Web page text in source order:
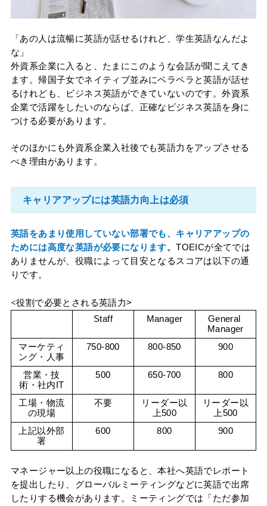
「あの人は流暢に英語が話せるけれど、学生英語なんだよ
な」
外資系企業に入ると、たまにこのような会話が聞こえてき
ます。帰国子女でネイティブ並みにペラペラと英語が話せ
るけれども、ビジネス英語ができていないのです。外資系
企業で活躍をしたいのならば、正確なビジネス英語を身に
つける必要があります。
そのほかにも外資系企業入社後でも英語力をアップさせる
べき理由があります。
キャリアアップには英語力向上は必須
英語をあまり使用していない部署でも、キャリアアップの
ためには高度な英語が必要になります。TOEICが全てでは
ありませんが、役職によって目安となるスコアは以下の通
りです。
<役割で必要とされる英語力>
Staff
Manager
General
Manager
マーケティ
ング・人事
750-800 800-850 900
営業・技
術・社内IT
500 650-700 800
工場・物流
の現場
不要
リーダー以
上500
リーダー以
上500
上記以外部
署
600 800 900
マネージャー以上の役職になると、本社へ英語でレポート
を提出したり、グローバルミーティングなどに英語で出席
したりする機会があります。ミーティングでは「ただ参加